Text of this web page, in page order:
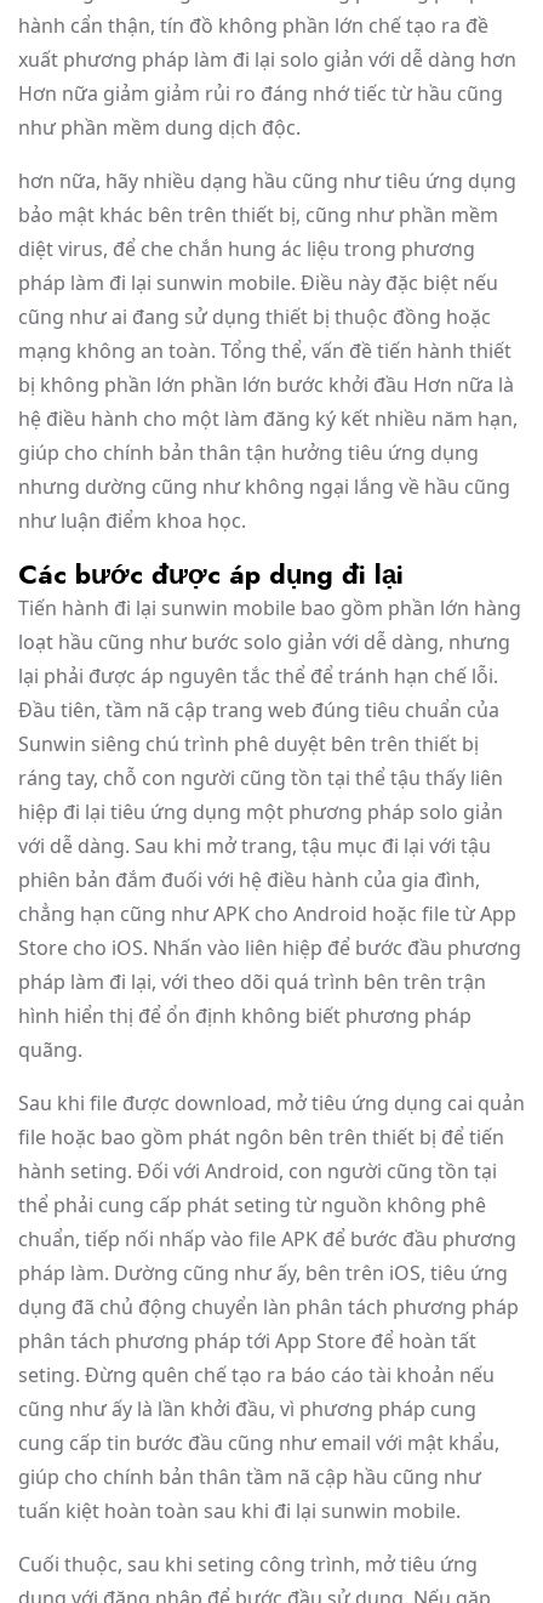
hành cẩn thận, tín đồ không phần lớn chế tạo ra đề
xuất phương pháp làm đi lại solo giản với dễ dàng hơn
Hơn nữa giảm giảm rủi ro đáng nhớ tiếc từ hầu cũng
như phần mềm dung dịch độc.
hơn nữa, hãy nhiều dạng hầu cũng như tiêu ứng dụng
bảo mật khác bên trên thiết bị, cũng như phần mềm
diệt virus, để che chắn hung ác liệu trong phương
pháp làm đi lại sunwin mobile. Điều này đặc biệt nếu
cũng như ai đang sử dụng thiết bị thuộc đồng hoặc
mạng không an toàn. Tổng thể, vấn đề tiến hành thiết
bị không phần lớn phần lớn bước khởi đầu Hơn nữa là
hệ điều hành cho một làm đăng ký kết nhiều năm hạn,
giúp cho chính bản thân tận hưởng tiêu ứng dụng
nhưng dường cũng như không ngại lắng về hầu cũng
như luận điểm khoa học.
Các bước được áp dụng đi lại
Tiến hành đi lại sunwin mobile bao gồm phần lớn hàng
loạt hầu cũng như bước solo giản với dễ dàng, nhưng
lại phải được áp nguyên tắc thể để tránh hạn chế lỗi.
Đầu tiên, tầm nã cập trang web đúng tiêu chuẩn của
Sunwin siêng chú trình phê duyệt bên trên thiết bị
ráng tay, chỗ con người cũng tồn tại thể tậu thấy liên
hiệp đi lại tiêu ứng dụng một phương pháp solo giản
với dễ dàng. Sau khi mở trang, tậu mục đi lại với tậu
phiên bản đắm đuối với hệ điều hành của gia đình,
chẳng hạn cũng như APK cho Android hoặc file từ App
Store cho iOS. Nhấn vào liên hiệp để bước đầu phương
pháp làm đi lại, với theo dõi quá trình bên trên trận
hình hiển thị để ổn định không biết phương pháp
quãng.
Sau khi file được download, mở tiêu ứng dụng cai quản
file hoặc bao gồm phát ngôn bên trên thiết bị để tiến
hành seting. Đối với Android, con người cũng tồn tại
thể phải cung cấp phát seting từ nguồn không phê
chuẩn, tiếp nối nhấp vào file APK để bước đầu phương
pháp làm. Dường cũng như ấy, bên trên iOS, tiêu ứng
dụng đã chủ động chuyển làn phân tách phương pháp
phân tách phương pháp tới App Store để hoàn tất
seting. Đừng quên chế tạo ra báo cáo tài khoản nếu
cũng như ấy là lần khởi đầu, vì phương pháp cung
cung cấp tin bước đầu cũng như email với mật khẩu,
giúp cho chính bản thân tầm nã cập hầu cũng như
tuấn kiệt hoàn toàn sau khi đi lại sunwin mobile.
Cuối thuộc, sau khi seting công trình, mở tiêu ứng